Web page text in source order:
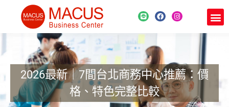
2026最新｜7間台北商務中心推薦：價
格、特色完整比較